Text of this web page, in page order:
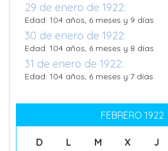
29 de enero de 1922:
Edad: 104 años, 6 meses y 9 días
30 de enero de 1922:
Edad: 104 años, 6 meses y 8 días
31 de enero de 1922:
Edad: 104 años, 6 meses y 7 días
FEBRERO 1922
D L M X J